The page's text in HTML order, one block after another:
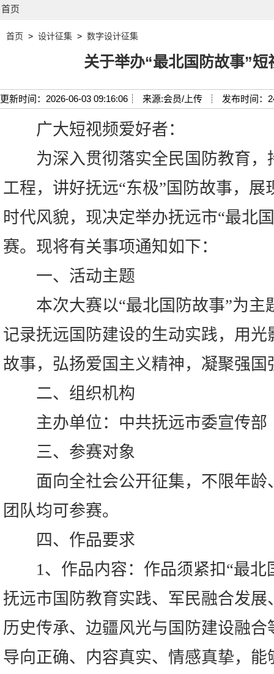
首页
首页 > 设计征集 > 数字设计征集
关于举办“最北国防故事”
更新时间：2026-06-03 09:16:06┊ 来源:会员/上传 ┊ 发布时间：
广大短视频爱好者：
为深入贯彻落实全民国防教育，
工程，讲好抚远“东极”国防故事，
时代风貌，现决定举办抚远市“最北
赛。现将有关事项通知如下：
一、活动主题
本次大赛以“最北国防故事”为主
记录抚远国防建设的生动实践，用
故事，弘扬爱国主义精神，凝聚强国
二、组织机构
主办单位：中共抚远市委宣传部
三、参赛对象
面向全社会公开征集，不限年龄
团队均可参赛。
四、作品要求
1、作品内容：作品须紧扣“最北
抚远市国防教育实践、军民融合发
历史传承、边疆风光与国防建设融
导向正确、内容真实、情感真挚，能